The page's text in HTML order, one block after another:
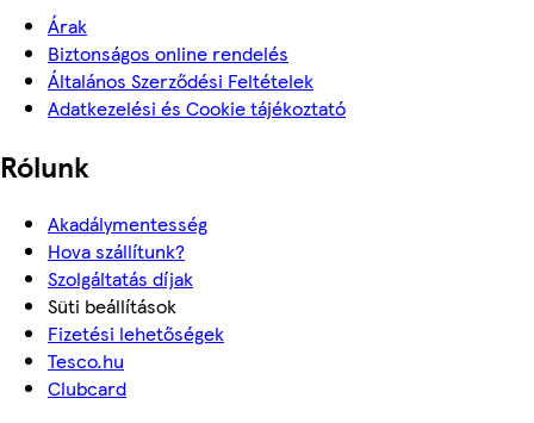
Árak
Biztonságos online rendelés
Általános Szerződési Feltételek
Adatkezelési és Cookie tájékoztató
Rólunk
Akadálymentesség
Hova szállítunk?
Szolgáltatás díjak
Süti beállítások
Fizetési lehetőségek
Tesco.hu
Clubcard